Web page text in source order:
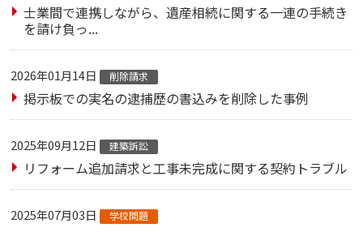
士業間で連携しながら、遺産相続に関する一連の手続き
を請け負っ...
2026年01月14日 削除請求
掲示板での実名の逮捕歴の書込みを削除した事例
2025年09月12日 建築訴訟
リフォーム追加請求と工事未完成に関する契約トラブル
2025年07月03日 学校問題